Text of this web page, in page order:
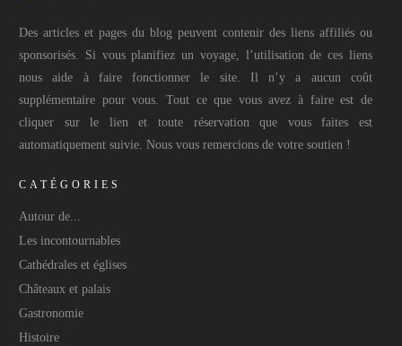
Des articles et pages du blog peuvent contenir des liens affiliés ou
sponsorisés. Si vous planifiez un voyage, l’utilisation de ces liens
nous aide à faire fonctionner le site. Il n’y a aucun coût
supplémentaire pour vous. Tout ce que vous avez à faire est de
cliquer sur le lien et toute réservation que vous faites est
automatiquement suivie. Nous vous remercions de votre soutien !
CATÉGORIES
Autour de...
Les incontournables
Cathédrales et églises
Châteaux et palais
Gastronomie
Histoire